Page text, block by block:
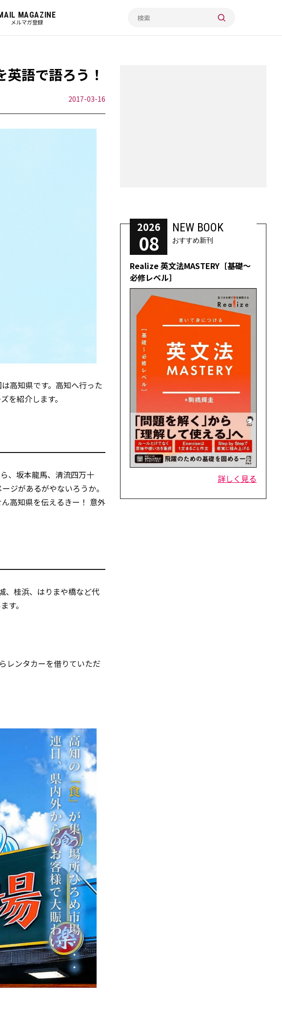
MAGAZINE
メルマガ登録
語で語ろう！
2017-03-16
高知県です。高知へ行った
を紹介します。
、坂本龍馬、清流四万十
ジがあるがやないろうか。
高知県を伝えるきー！ 意外
、桂浜、はりまや橋など代
す。
レンタカーを借りていただ
2026
08
NEW BOOK
おすすめ新刊
Realize 英文法MASTERY［基礎～
必修レベル］
詳しく見る